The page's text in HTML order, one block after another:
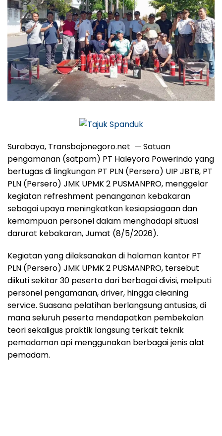
Surabaya, Transbojonegoro.net — Satuan
pengamanan (satpam) PT Haleyora Powerindo yang
bertugas di lingkungan PT PLN (Persero) UIP JBTB, PT
PLN (Persero) JMK UPMK 2 PUSMANPRO, menggelar
kegiatan refreshment penanganan kebakaran
sebagai upaya meningkatkan kesiapsiagaan dan
kemampuan personel dalam menghadapi situasi
darurat kebakaran, Jumat (8/5/2026).
Kegiatan yang dilaksanakan di halaman kantor PT
PLN (Persero) JMK UPMK 2 PUSMANPRO, tersebut
diikuti sekitar 30 peserta dari berbagai divisi, meliputi
personel pengamanan, driver, hingga cleaning
service. Suasana pelatihan berlangsung antusias, di
mana seluruh peserta mendapatkan pembekalan
teori sekaligus praktik langsung terkait teknik
pemadaman api menggunakan berbagai jenis alat
pemadam.